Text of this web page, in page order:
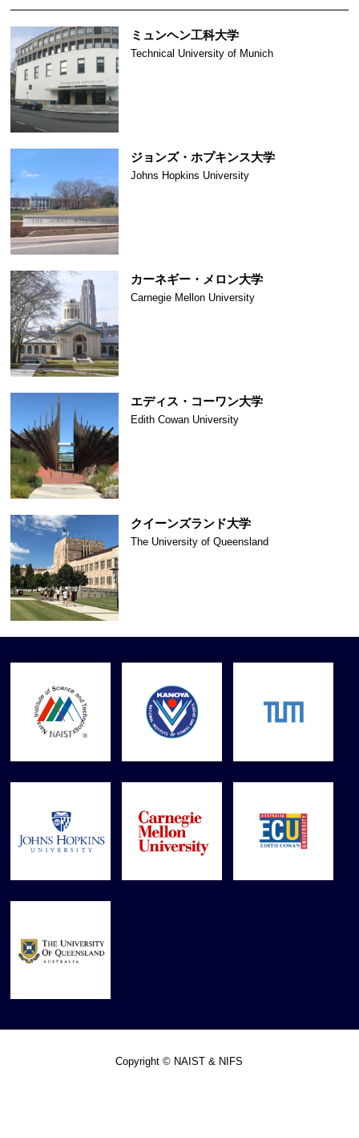
ミュンヘン工科大学
Technical University of Munich
ジョンズ・ホプキンス大学
Johns Hopkins University
カーネギー・メロン大学
Carnegie Mellon University
エディス・コーワン大学
Edith Cowan University
クイーンズランド大学
The University of Queensland
Copyright © NAIST & NIFS